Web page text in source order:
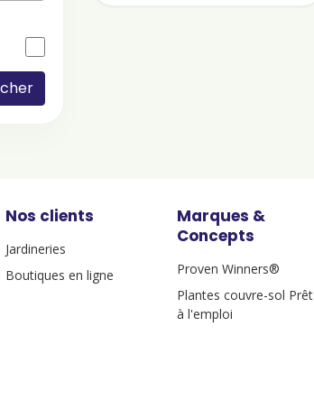
Nos clients
Jardineries
Boutiques en ligne
Marques &
Concepts
Proven Winners®
Plantes couvre-sol Prêt
à l'emploi